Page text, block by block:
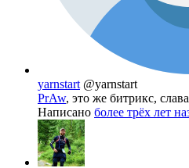
yarnstart @yarnstart
PrAw, это же битрикс,
Написано более трёх лет